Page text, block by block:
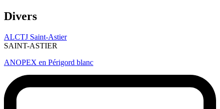
Divers
ALCTJ Saint-Astier
SAINT-ASTIER
ANOPEX en Périgord blanc